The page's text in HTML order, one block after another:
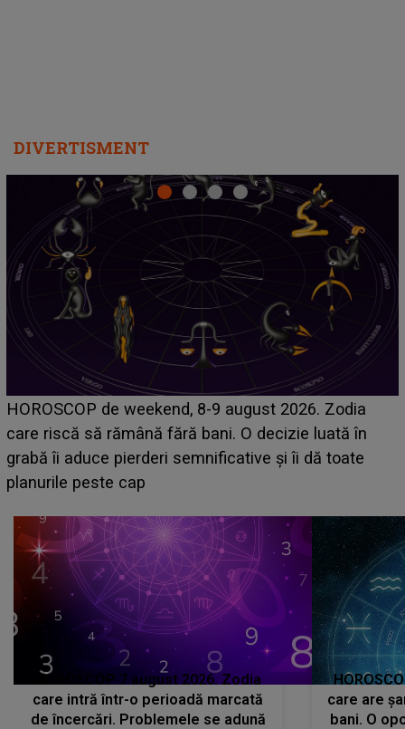
DIVERTISMENT
Emanuel a ținut ACEST DETALIU ASCUNS până
acum! În fața Alexandrei, concurentul din Casa Iubirii
face o MĂRTURISIRE NEAȘTEPTATĂ despre mama
sa: "I-am spus și ei în față, eu nu te iubesc pentru
HOROSCOP 7 august 2026. Zodia
care intră într-o perioadă marcată
de încercări. Problemele se adună
care are
bani. O